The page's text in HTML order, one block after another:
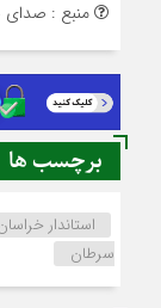
منبع : صدای
برچسب ها
استاندار
سرطان